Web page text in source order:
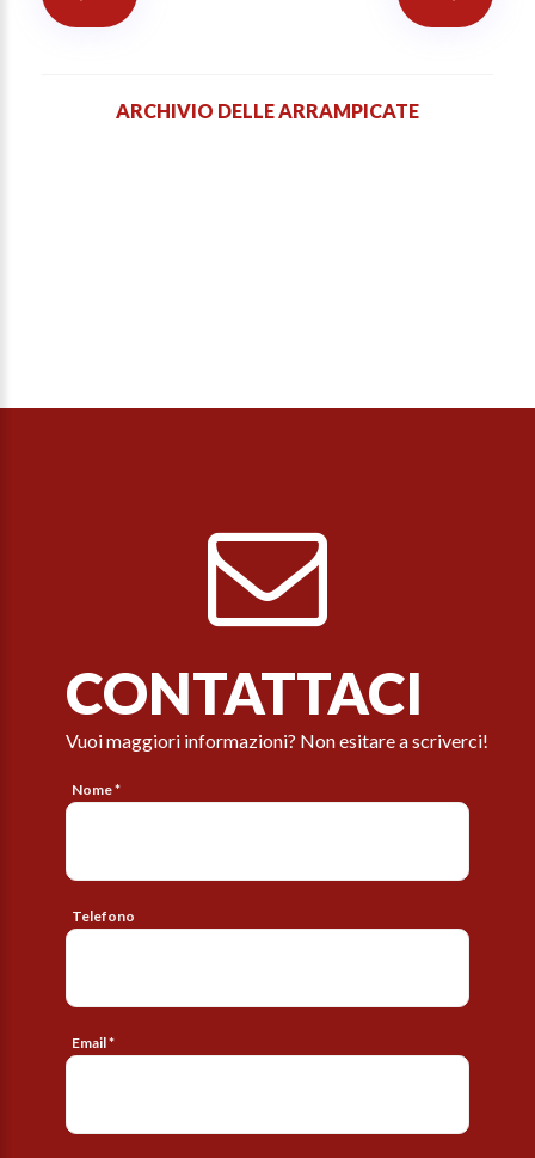
ARCHIVIO DELLE ARRAMPICATE
CONTATTACI
Vuoi maggiori informazioni? Non esitare a scriverci!
Nome *
Telefono
Email *